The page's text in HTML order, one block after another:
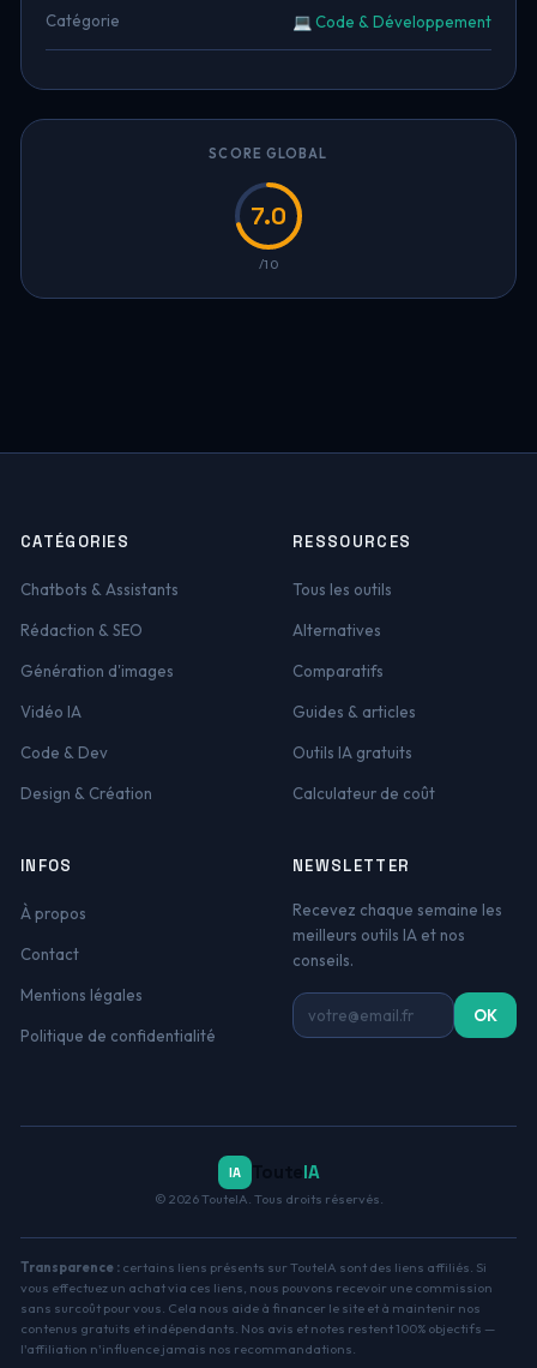
Catégorie 💻 Code & Développement
SCORE GLOBAL
7.0
/10
CATÉGORIES
Chatbots & Assistants
Rédaction & SEO
Génération d'images
Vidéo IA
Code & Dev
Design & Création
RESSOURCES
Tous les outils
Alternatives
Comparatifs
Guides & articles
Outils IA gratuits
Calculateur de coût
INFOS
À propos
Contact
Mentions légales
Politique de confidentialité
NEWSLETTER
Recevez chaque semaine les
meilleurs outils IA et nos
conseils.
Adresse email OK
IA Toute IA
© 2026 TouteIA. Tous droits réservés.
Transparence :certains liens présents sur TouteIA sont des liens affiliés. Si
vous effectuez un achat via ces liens, nous pouvons recevoir une commission
sans surcoût pour vous. Cela nous aide à financer le site et à maintenir nos
contenus gratuits et indépendants. Nos avis et notes restent 100% objectifs —
l'affiliation n'influence jamais nos recommandations.